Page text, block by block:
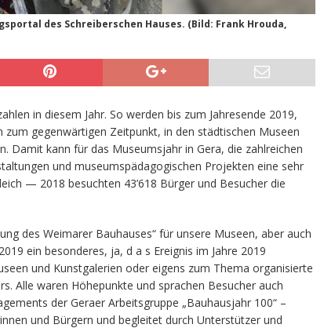
des Schreiberschen Hauses. (Bild: Frank Hrouda,
in diesem Jahr. So werden bis zum Jahresende 2019,
gegenwärtigen Zeitpunkt, in den städtischen Museen
Damit kann für das Museumsjahr in Gera, die zahlreichen
und museumspädagogischen Projekten eine sehr
— 2018 besuchten 43’618 Bürger und Besucher die
des Weimarer Bauhauses“ für unsere Museen, aber auch
ein besonderes, ja, d a s Ereignis im Jahre 2019
und Kunstgalerien oder eigens zum Thema organisierte
Alle waren Höhepunkte und sprachen Besucher auch
der Geraer Arbeitsgruppe „Bauhausjahr 100“ –
und Bürgern und begleitet durch Unterstützer und